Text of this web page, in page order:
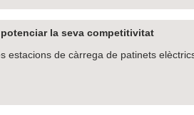
la seva competitivitat
estacions de càrrega de patinets